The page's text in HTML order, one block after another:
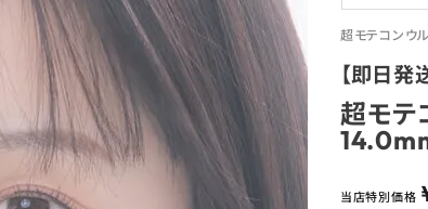
超モテコンウ
【即日発
超モテ
当店特別価格